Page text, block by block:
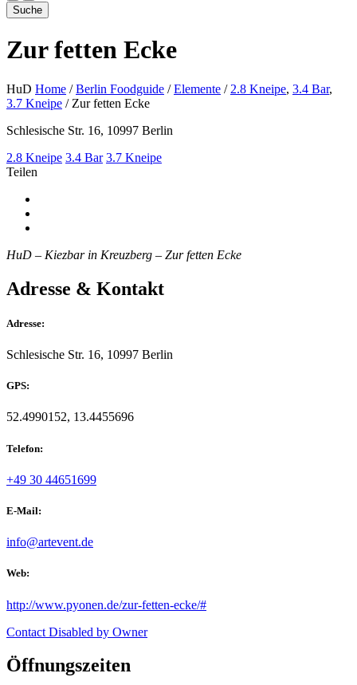
Suche
Zur fetten Ecke
HuD Home / Berlin Foodguide / Elemente / 2.8 Kneipe, 3.4 Bar,
3.7 Kneipe / Zur fetten Ecke
Schlesische Str. 16, 10997 Berlin
2.8 Kneipe 3.4 Bar 3.7 Kneipe
Teilen
HuD – Kiezbar in Kreuzberg – Zur fetten Ecke
Adresse & Kontakt
Adresse:
Schlesische Str. 16, 10997 Berlin
GPS:
52.4990152, 13.4455696
Telefon:
+49 30 44651699
E-Mail:
info@artevent.de
Web:
http://www.pyonen.de/zur-fetten-ecke/#
Contact Disabled by Owner
Öffnungszeiten